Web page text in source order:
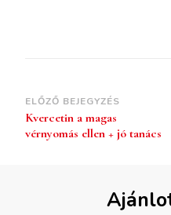
ELŐZŐ BEJEGYZÉS
Kvercetin a magas
vérnyomás ellen + jó tanács